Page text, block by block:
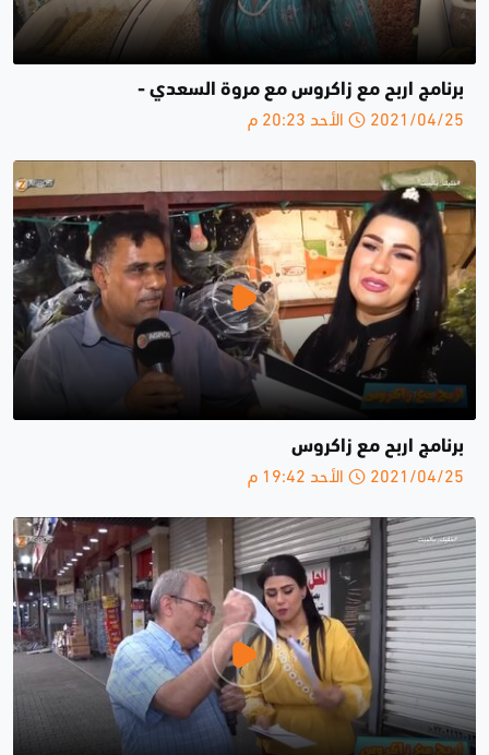
برنامج اربح مع زاكروس مع مروة السعدي -
2021/04/25 الأحد 20:23 م
برنامج اربح مع زاكروس
2021/04/25 الأحد 19:42 م